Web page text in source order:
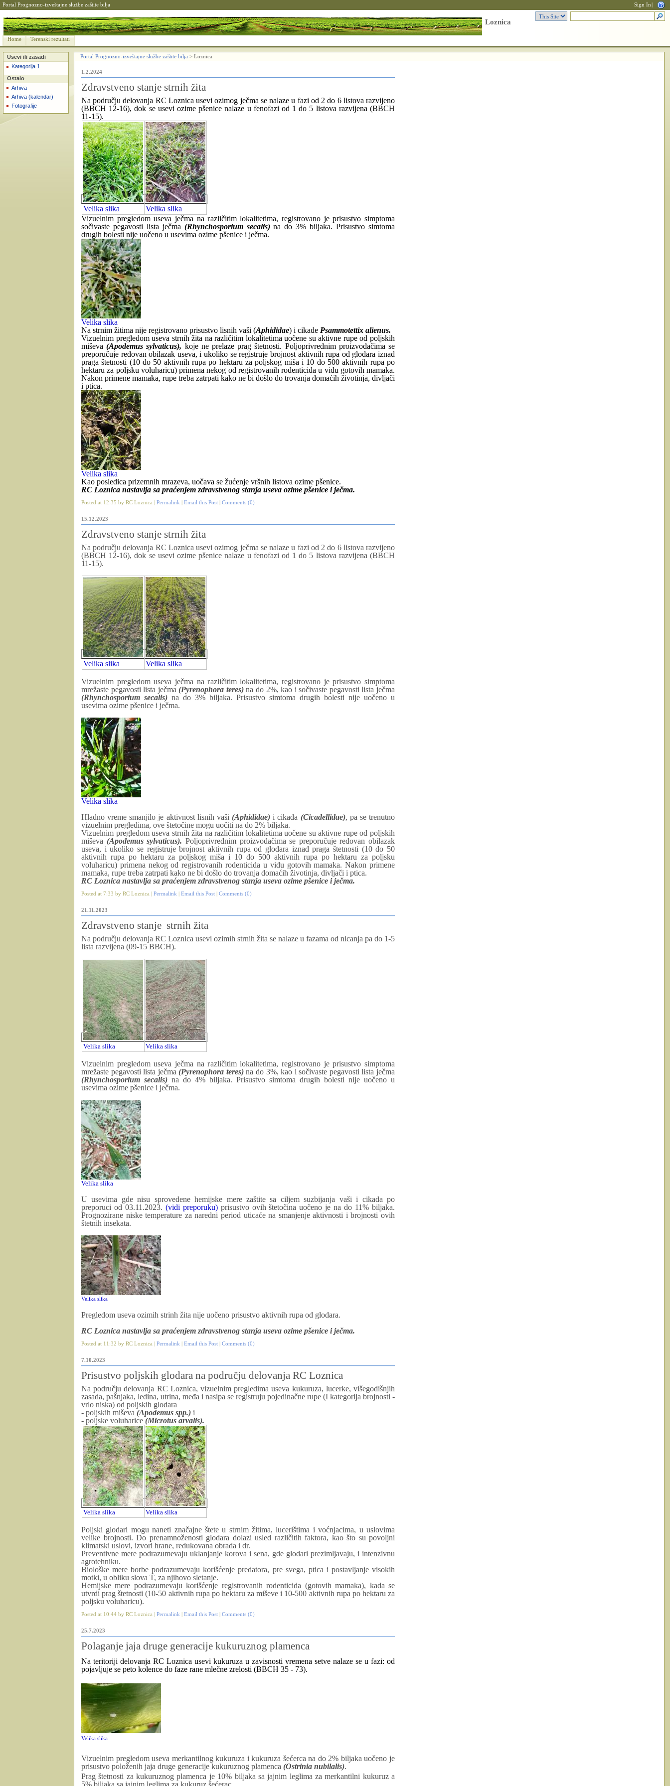
Portal Prognozno-izveštajne službe zaštite bilja Sign In
Loznica
Home Terenski rezultati
Usevi ili zasadi
Kategorija 1
Ostalo
Arhiva
Arhiva (kalendar)
Fotografije
Portal Prognozno-izveštajne službe zaštite bilja > Loznica
1.2.2024
Zdravstveno stanje strnih žita
Na području delovanja RC Loznica usevi ozimog ječma se nalaze u fazi od 2 do 6 listova razvijeno
(BBCH 12-16), dok se usevi ozime pšenice nalaze u fenofazi od 1 do 5 listova razvijena (BBCH
11-15).
Velika slika
Velika slika
Vizuelnim pregledom useva ječma na različitim lokalitetima, registrovano je prisustvo simptoma
sočivaste pegavosti lista ječma (Rhynchosporium secalis) na do 3% biljaka. Prisustvo simtoma
drugih bolesti nije uočeno u usevima ozime pšenice i ječma.
Velika slika
Na strnim žitima nije registrovano prisustvo lisnih vaši (Aphididae) i cikade Psammotettix alienus.
Vizuelnim pregledom useva strnih žita na različitim lokalitetima uočene su aktivne rupe od poljskih
miševa(Apodemus sylvaticus), koje ne prelaze prag štetnosti. Poljoprivrednim proizvođačima se
preporučuje redovan obilazak useva, i ukoliko se registruje brojnost aktivnih rupa od glodara iznad
praga štetnosti (10 do 50 aktivnih rupa po hektaru za poljskog miša i 10 do 500 aktivnih rupa po
hektaru za poljsku voluharicu) primena nekog od registrovanih rodenticida u vidu gotovih mamaka.
Nakon primene mamaka, rupe treba zatrpati kako ne bi došlo do trovanja domaćih životinja, divljači
i ptica.
Velika slika
Kao posledica prizemnih mrazeva, uočava se žućenje vršnih listova ozime pšenice.
RC Loznica nastavlja sa praćenjem zdravstvenog stanja useva ozime pšenice i ječma.
Posted at 12:35 by RC Loznica | Permalink Email this Post Comments (0)
15.12.2023
Zdravstveno stanje strnih žita
Na području delovanja RC Loznica usevi ozimog ječma se nalaze u fazi od 2 do 6 listova razvijeno
(BBCH 12-16), dok se usevi ozime pšenice nalaze u fenofazi od 1 do 5 listova razvijena (BBCH
11-15).
Velika slika Velika slika
Vizuelnim pregledom useva ječma na različitim lokalitetima, registrovano je prisustvo simptoma
mrežaste pegavosti lista ječma(Pyrenophora teres)na do 2%, kao i sočivaste pegavosti lista ječma
(Rhynchosporium secalis) na do 3% biljaka. Prisustvo simtoma drugih bolesti nije uočeno u
usevima ozime pšenice i ječma.
Velika slika
Hladno vreme smanjilo je aktivnost lisnih vaši(Aphididae) i cikada (Cicadellidae), pa se trenutno
vizuelnim pregledima, ove štetočine mogu uočiti na do 2% biljaka.
Vizuelnim pregledom useva strnih žita na različitim lokalitetima uočene su aktivne rupe od poljskih
miševa (Apodemus sylvaticus). Poljoprivrednim proizvođačima se preporučuje redovan obilazak
useva, i ukoliko se registruje brojnost aktivnih rupa od glodara iznad praga štetnosti (10 do 50
aktivnih rupa po hektaru za poljskog miša i 10 do 500 aktivnih rupa po hektaru za poljsku
voluharicu) primena nekog od registrovanih rodenticida u vidu gotovih mamaka. Nakon primene
mamaka, rupe treba zatrpati kako ne bi došlo do trovanja domaćih životinja, divljači i ptica.
RC Loznica nastavlja sa praćenjem zdravstvenog stanja useva ozime pšenice i ječma.
Posted at 7:33 by RC Loznica | Permalink Email this Post Comments (0)
21.11.2023
Zdravstveno stanje strnih žita
Na području delovanja RC Loznica usevi ozimih strnih žita se nalaze u fazama od nicanja pa do 1-5
lista razvijena (09-15 BBCH).
Velika slika Velika slika
Vizuelnim pregledom useva ječma na različitim lokalitetima, registrovano je prisustvo simptoma
mrežaste pegavosti lista ječma(Pyrenophora teres)na do 3%, kao i sočivaste pegavosti lista ječma
(Rhynchosporium secalis) na do 4% biljaka. Prisustvo simtoma drugih bolesti nije uočeno u
usevima ozime pšenice i ječma.
Velika slika
U usevima gde nisu sprovedene hemijske mere zaštite sa ciljem suzbijanja vaši i cikada po
preporuci od 03.11.2023. (vidi preporuku)prisustvo ovih štetočina uočeno je na do 11% biljaka.
Prognozirane niske temperature za naredni period uticaće na smanjenje aktivnosti i brojnosti ovih
štetnih insekata.
Velika slika
Pregledom useva ozimih strinh žita nije uočeno prisustvo aktivnih rupa od glodara.
RC Loznica nastavlja sa praćenjem zdravstvenog stanja useva ozime pšenice i ječma.
Posted at 11:32 by RC Loznica | Permalink Email this Post Comments (0)
7.10.2023
Prisustvo poljskih glodara na području delovanja RC Loznica
Na području delovanja RC Loznica, vizuelnim pregledima useva kukuruza, lucerke, višegodišnjih
zasada, pašnjaka, ledina, utrina, međa i nasipa se registruju pojedinačne rupe (I kategorija brojnosti -
vrlo niska) od poljskih glodara
- poljskih miševa (Apodemus spp.) i
- poljske voluharice (Microtus arvalis).
Velika slika Velika slika
Poljski glodari mogu naneti značajne štete u strnim žitima, lucerištima i voćnjacima, u uslovima
velike brojnosti. Do prenamnoženosti glodara dolazi usled različitih faktora, kao što su povoljni
klimatski uslovi, izvori hrane, redukovana obrada i dr.
Preventivne mere podrazumevaju uklanjanje korova i sena, gde glodari prezimljavaju, i intenzivnu
agrotehniku.
Biološke mere borbe podrazumevaju korišćenje predatora, pre svega, ptica i postavljanje visokih
motki, u obliku slova T, za njihovo sletanje.
Hemijske mere podrazumevaju korišćenje registrovanih rodenticida (gotovih mamaka), kada se
utvrdi prag štetnosti (10-50 aktivnih rupa po hektaru za miševe i 10-500 aktivnih rupa po hektaru za
poljsku voluharicu).
Posted at 10:44 by RC Loznica | Permalink Email this Post Comments (0)
25.7.2023
Polaganje jaja druge generacije kukuruznog plamenca
Na teritoriji delovanja RC Loznica usevi kukuruza u zavisnosti vremena setve nalaze se u fazi: od
pojavljuje se peto kolence do faze rane mlečne zrelosti (BBCH 35 - 73).
Velika slika
Vizuelnim pregledom useva merkantilnog kukuruza i kukuruza šećerca na do 2% biljaka uočeno je
prisustvo položenih jaja druge generacije kukuruznog plamenca (Ostrinia nubilalis).
Prag štetnosti za kukuruznog plamenca je 10% biljaka sa jajnim leglima za merkantilni kukuruz a
5% biljaka sa jajnim leglima za kukuruz šećerac.